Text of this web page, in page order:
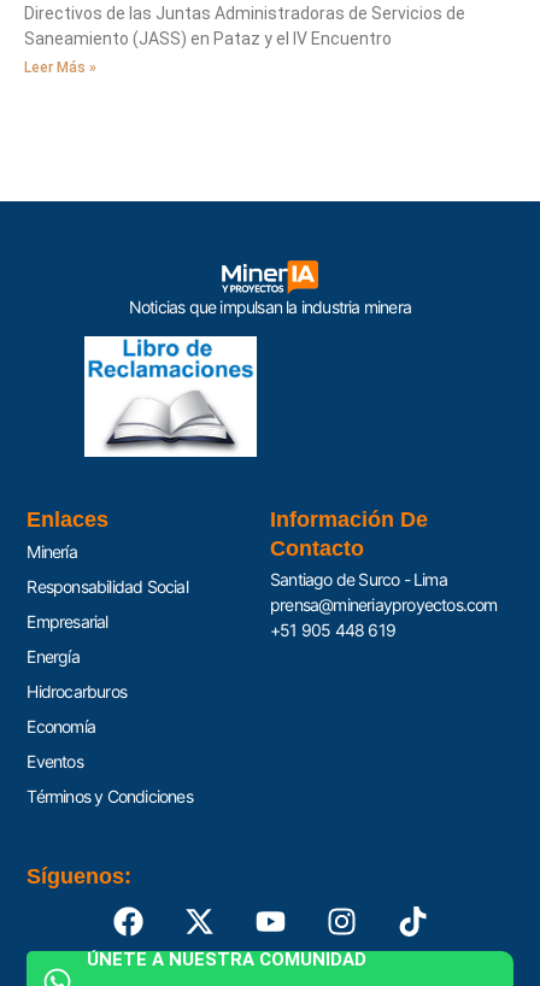
Directivos de las Juntas Administradoras de Servicios de
Saneamiento (JASS) en Pataz y el IV Encuentro
Leer Más »
Noticias que impulsan la industria minera
Enlaces
Minería
Responsabilidad Social
Empresarial
Energía
Hidrocarburos
Economía
Eventos
Términos y Condiciones
Información De
Contacto
Santiago de Surco - Lima
prensa@mineriayproyectos.com
+51 905 448 619
Síguenos:
ÚNETE A NUESTRA COMUNIDAD